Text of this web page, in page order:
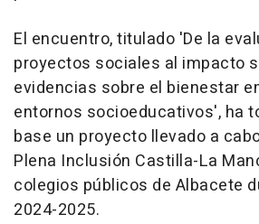
El encuentro, titulado 'De la
proyectos sociales al impacto
evidencias sobre el bienestar
entornos socioeducativos', ha
base un proyecto llevado a
Plena Inclusión Castilla-La
colegios públicos de Albacete
2024-2025.